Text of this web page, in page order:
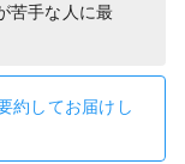
苦手な人に最
約してお届けし